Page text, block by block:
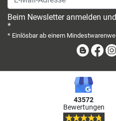
Beim Newsletter anmelden
*
* Einlösbar ab einem
Blog
43572
Bewertungen